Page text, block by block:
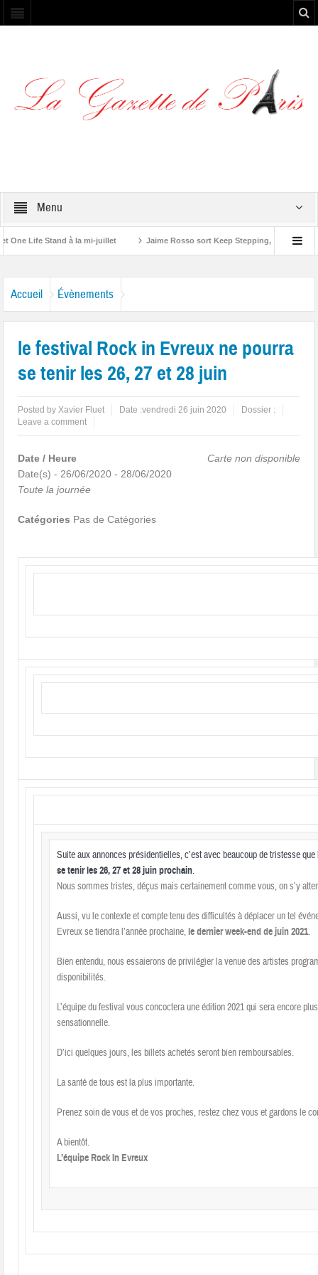
Menu
Life Stand à la mi-juillet Jaime Rosso sort Keep Stepping, son nouvel EP
Accueil Évènements
le festival Rock in Evreux ne pourra
se tenir les 26, 27 et 28 juin
Posted byXavier Fluet Date :vendredi 26 juin 2020
Dossier :
Leave a comment
Carte non disponible
Date / Heure
Date(s) - 26/06/2020 - 28/06/2020
Toute la journée
Catégories Pas de Catégories
Suite aux annonces présidentielles, c’est avec beaucoup de tristesse que
se tenir les 26, 27 et 28 juin prochain.
Nous sommes tristes, déçus mais certainement comme vous, on s’y
Aussi, vu le contexte et compte tenu des difficultés à déplacer un tel
Evreux se tiendra l’année prochaine,le dernier week-end de juin 2021.
Bien entendu, nous essaierons de privilégier la venue des artistes
disponibilités.
L’équipe du festival vous concoctera une édition 2021 qui sera encore
sensationnelle.
D’ici quelques jours, les billets achetés seront bien remboursables.
La santé de tous est la plus importante.
Prenez soin de vous et de vos proches, restez chez vous et gardons le
A bientôt.
L’équipe Rock In Evreux